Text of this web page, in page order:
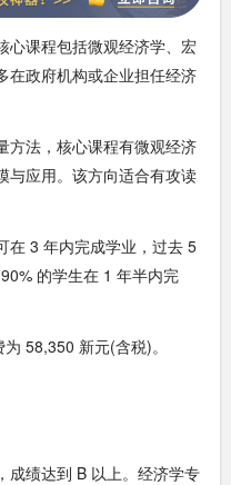
心课程包括微观经济学、宏
在政府机构或企业担任经济
方法，核心课程有微观经济
与应用。该方向适合有攻读
在 3 年内完成学业，过去 5
的学生在 1 年半内完
58,350 新元(含税)。
成绩达到 B 以上。经济学专